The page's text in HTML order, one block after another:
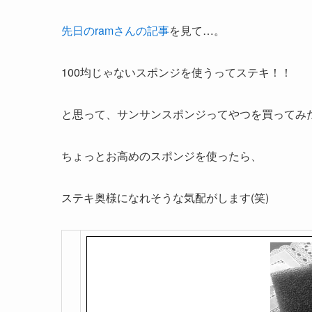
先日のramさんの記事を見て…。
100均じゃないスポンジを使うってステキ！！
と思って、サンサンスポンジってやつを買ってみ
ちょっとお高めのスポンジを使ったら、
ステキ奥様になれそうな気配がします(笑)